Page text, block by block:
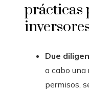
prácticas
Due
a cabo una
permisos,